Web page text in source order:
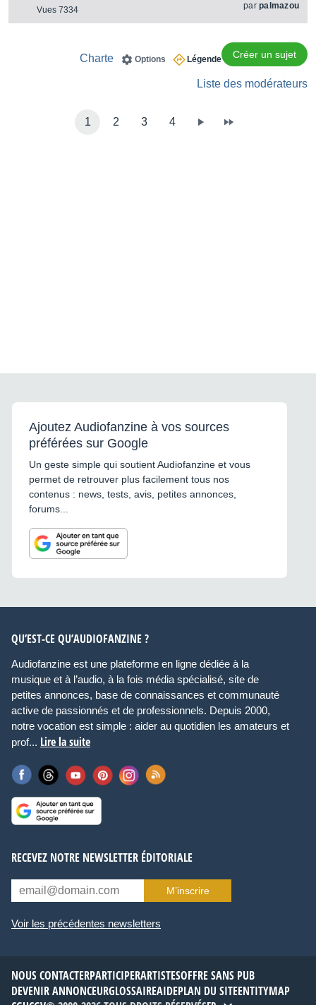
Vues 7334
parpalmazou
Créer un sujet
Légende
Options
Charte
Liste des modérateurs
1 2 3 4
Ajoutez Audiofanzine à vos sources
préférées sur Google
Un geste simple qui soutient Audiofanzine et vous
permet de retrouver plus facilement tous nos
contenus : news, tests, avis, petites annonces,
forums...
QU’EST-CE QU’AUDIOFANZINE ?
Audiofanzine est une plateforme en ligne dédiée à la
musique et à l’audio, à la fois média spécialisé, site de
petites annonces, base de connaissances et communauté
active de passionnés et de professionnels. Depuis 2000,
notre vocation est simple : aider au quotidien les amateurs et
prof... Lire la suite
RECEVEZ NOTRE NEWSLETTER ÉDITORIALE
M’inscrire
Voir les précédentes newsletters
NOUS CONTACTERPARTICIPERARTISTESOFFRE SANS PUB
DEVENIR ANNONCEURGLOSSAIREAIDEPLAN DU SITEENTITYMAP